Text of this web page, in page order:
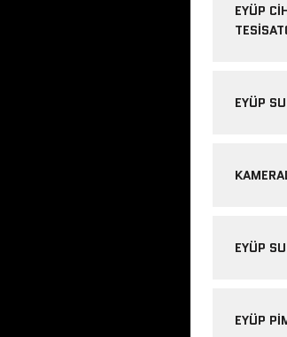
EYÜP
EYÜP
EYÜP
EYÜP